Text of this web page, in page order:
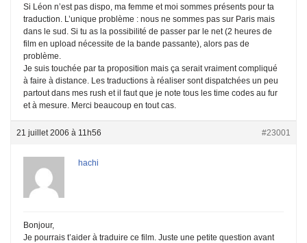
Si Léon n’est pas dispo, ma femme et moi sommes présents pour ta
traduction. L’unique problème : nous ne sommes pas sur Paris mais
dans le sud. Si tu as la possibilité de passer par le net (2 heures de
film en upload nécessite de la bande passante), alors pas de
problème.
Je suis touchée par ta proposition mais ça serait vraiment compliqué
à faire à distance. Les traductions à réaliser sont dispatchées un peu
partout dans mes rush et il faut que je note tous les time codes au fur
et à mesure. Merci beaucoup en tout cas.
21 juillet 2006 à 11h56 #23001
hachi
Bonjour,
Je pourrais t’aider à traduire ce film. Juste une petite question avant